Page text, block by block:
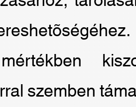
szemben